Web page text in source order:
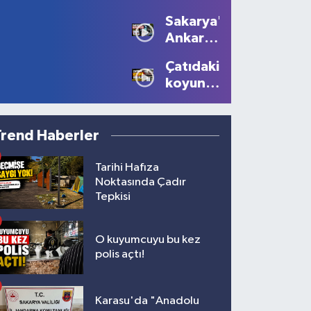
Devam
Ediyor
10 bin
lira ceza
Sakarya'dan
Ankara'ya
çağrısı
Çatıdaki
koyunu
gözlerine
inanamadı!
Haberler
Tarihi Hafıza
Noktasında Çadır
Tepkisi
O kuyumcuyu bu kez
polis açtı!
Karasu'da "Anadolu